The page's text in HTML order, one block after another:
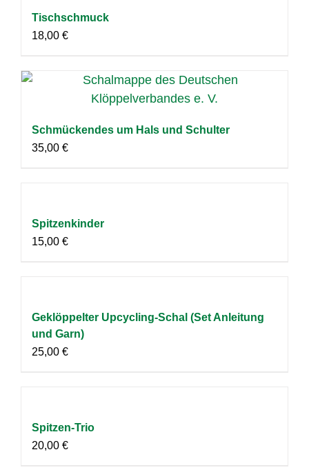
Tischschmuck
18,00 €
Schmückendes um Hals und Schulter
35,00 €
Spitzenkinder
15,00 €
Geklöppelter Upcycling-Schal (Set Anleitung
und Garn)
25,00 €
Spitzen-Trio
20,00 €